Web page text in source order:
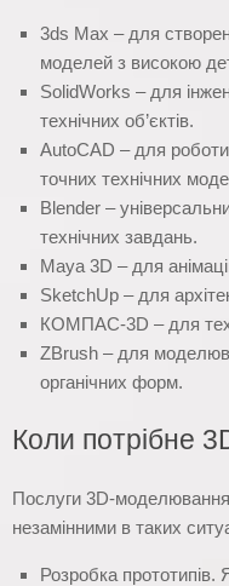
3ds Max – для
моделей з високою
SolidWorks – для
технічних об’єктів.
AutoCAD – для
точних технічних
Blender –
технічних завдань.
Maya 3D – для
SketchUp – для
КОМПАС-3D – для
ZBrush – для
органічних форм.
Коли потрібне
Послуги 3D-
незамінними в таких
Розробка прототипів.